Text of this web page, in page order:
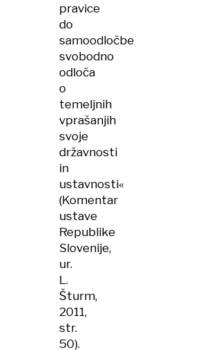
pravice
do
samoodločbe
svobodno
odloča
o
temeljnih
vprašanjih
svoje
državnosti
in
ustavnosti«
(Komentar
ustave
Republike
Slovenije,
ur.
L.
Šturm,
2011,
str.
50).